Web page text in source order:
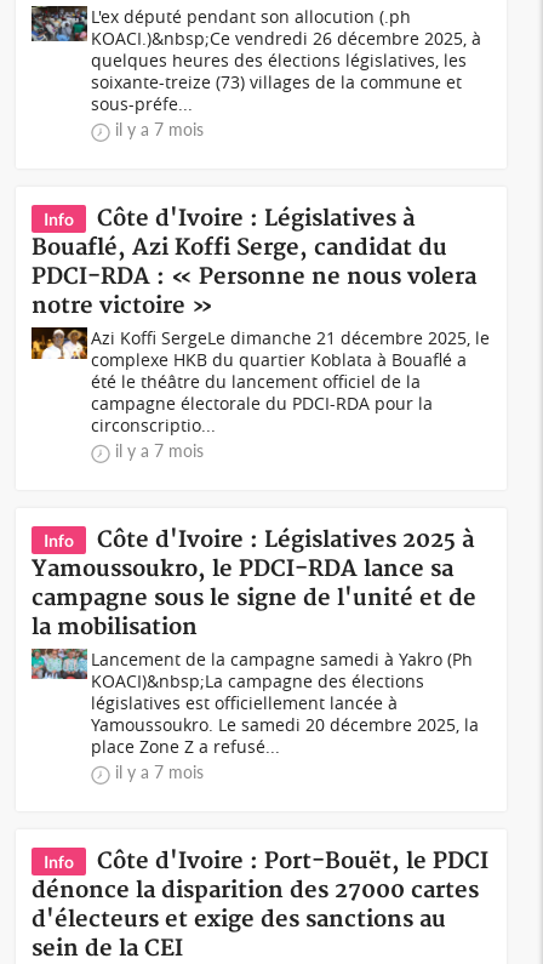
L'ex député pendant son allocution (.ph
KOACI.)&nbsp;Ce vendredi 26 décembre 2025, à
quelques heures des élections législatives, les
soixante-treize (73) villages de la commune et
sous-préfe...
il y a 7 mois
Info
Côte d'Ivoire : Législatives à
Bouaflé, Azi Koffi Serge, candidat du
PDCI-RDA : « Personne ne nous volera
notre victoire »
Azi Koffi SergeLe dimanche 21 décembre 2025, le
complexe HKB du quartier Koblata à Bouaflé a
été le théâtre du lancement officiel de la
campagne électorale du PDCI-RDA pour la
circonscriptio...
il y a 7 mois
Info
Côte d'Ivoire : Législatives 2025 à
Yamoussoukro, le PDCI-RDA lance sa
campagne sous le signe de l'unité et de
la mobilisation
Lancement de la campagne samedi à Yakro (Ph
KOACI)&nbsp;La campagne des élections
législatives est officiellement lancée à
Yamoussoukro. Le samedi 20 décembre 2025, la
place Zone Z a refusé...
il y a 7 mois
Info
Côte d'Ivoire : Port-Bouët, le PDCI
dénonce la disparition des 27000 cartes
d'électeurs et exige des sanctions au
sein de la CEI